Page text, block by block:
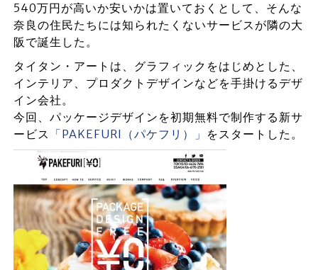
540万円が高いか安いかは置いておくとして、そんな
奈良の住民たちには知られたくないサービスが隣の大
阪で誕生した。
タイタン・アートは、グラフィックをはじめとした、
インテリア、プロダクトデザインなどを手掛けるデザ
イン会社。
今回、パッケージデザインを初期無料で制作する新サ
ービス 「PAKEFURI（パケフリ）」 をスタートした。